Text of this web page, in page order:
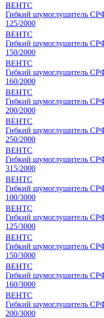
ВЕНТС
Гибкий шумоглушитель
125/2000
ВЕНТС
Гибкий шумоглушитель
150/2000
ВЕНТС
Гибкий шумоглушитель
160/2000
ВЕНТС
Гибкий шумоглушитель
200/2000
ВЕНТС
Гибкий шумоглушитель
250/2000
ВЕНТС
Гибкий шумоглушитель
315/2000
ВЕНТС
Гибкий шумоглушитель
100/3000
ВЕНТС
Гибкий шумоглушитель
125/3000
ВЕНТС
Гибкий шумоглушитель
150/3000
ВЕНТС
Гибкий шумоглушитель
160/3000
ВЕНТС
Гибкий шумоглушитель
200/3000